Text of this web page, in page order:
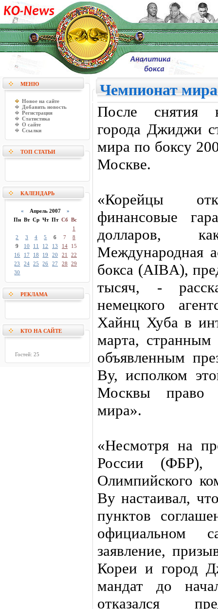
МЕНЮ
Новое на сайте
Добавить новость
Регистрация
Статистика
О сайте
Ссылки
ТОП СТАТЬИ
КАЛЕНДАРЬ
« Апрель 2007 »
Пн Вт Ср Чт Пт Сб Вс
1
2
3 4 5 6 7
8
9
10 11 12 13 14
15
16
17 18 19 20 21
22
23
24 25 26 27 28
29
30
РЕКЛАМА
КТО НА САЙТЕ
Гостей: 25
Чемпионат
После снятия
города Джиджи
мира по боксу
Москве.
«Корейцы
финансовые
долларов,
Международная
бокса (AIBA),
тысяч, -
немецкого
Хайнц Хуба в
марта,
объявленным
Ву, исполком
Москвы право
мира».
«Несмотря на
России (ФБР),
Олимпийского
Ву настаивал,
пунктов
официальном
заявление,
Кореи и город
мандат до
отказался